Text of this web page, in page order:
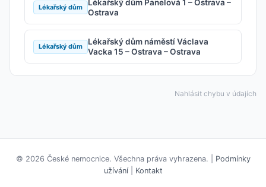
Lékařský dům
Lékařský dům Panelová 1 – Ostrava –
Ostrava
Lékařský dům
Lékařský dům náměstí Václava
Vacka 15 – Ostrava – Ostrava
Nahlásit chybu v údajích
© 2026 České nemocnice. Všechna práva vyhrazena. | Podmínky
užívání| Kontakt